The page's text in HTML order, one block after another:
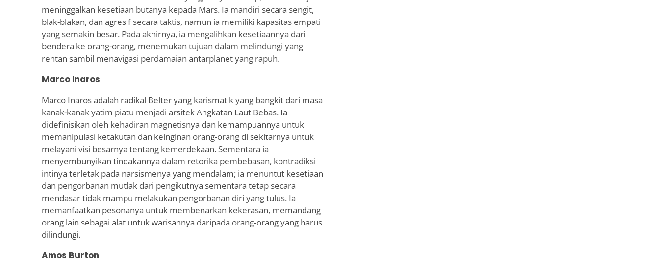
meninggalkan kesetiaan butanya kepada Mars. Ia mandiri secara sengit,
blak-blakan, dan agresif secara taktis, namun ia memiliki kapasitas empati
yang semakin besar. Pada akhirnya, ia mengalihkan kesetiaannya dari
bendera ke orang-orang, menemukan tujuan dalam melindungi yang
rentan sambil menavigasi perdamaian antarplanet yang rapuh.
Marco Inaros
Marco Inaros adalah radikal Belter yang karismatik yang bangkit dari masa
kanak-kanak yatim piatu menjadi arsitek Angkatan Laut Bebas. Ia
didefinisikan oleh kehadiran magnetisnya dan kemampuannya untuk
memanipulasi ketakutan dan keinginan orang-orang di sekitarnya untuk
melayani visi besarnya tentang kemerdekaan. Sementara ia
menyembunyikan tindakannya dalam retorika pembebasan, kontradiksi
intinya terletak pada narsismenya yang mendalam; ia menuntut kesetiaan
dan pengorbanan mutlak dari pengikutnya sementara tetap secara
mendasar tidak mampu melakukan pengorbanan diri yang tulus. Ia
memanfaatkan pesonanya untuk membenarkan kekerasan, memandang
orang lain sebagai alat untuk warisannya daripada orang-orang yang harus
dilindungi.
Amos Burton